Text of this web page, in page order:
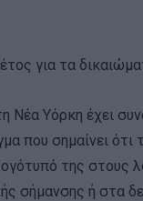
για τα
Υόρκη έχει
που σημαίνει
της στους
σήμανσης ή στα